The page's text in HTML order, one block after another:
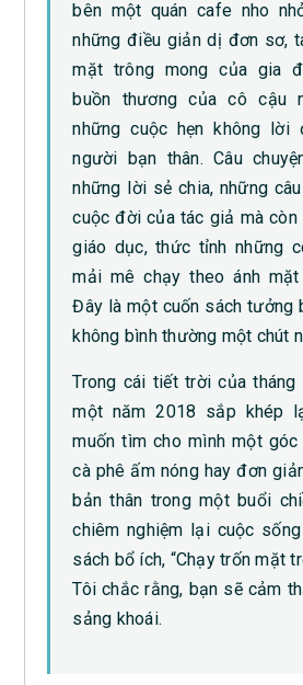
bên một quán cafe nho
những điều giản dị đơn sơ,
mặt trông mong của gia
buồn thương của cô cậu
những cuộc hẹn không lời
người bạn thân. Câu
những lời sẻ chia, những
cuộc đời của tác giả mà còn
giáo dục, thức tỉnh những
mải mê chạy theo ánh
Đây là một cuốn sách tưởng
không bình thường một chút
Trong cái tiết trời của
một năm 2018 sắp khép
muốn tìm cho mình một
cà phê ấm nóng hay đơn
bản thân trong một buổi
chiêm nghiệm lại cuộc
sách bổ ích, “Chạy trốn mặt
Tôi chắc rằng, bạn sẽ cảm
sảng khoái.